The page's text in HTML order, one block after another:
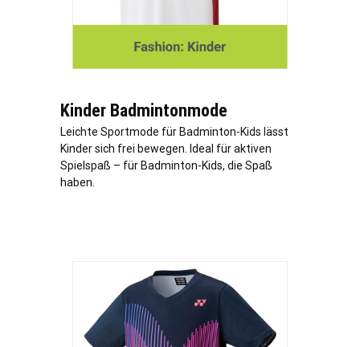
Kinder Badmintonmode
Leichte Sportmode für Badminton-Kids lässt
Kinder sich frei bewegen. Ideal für aktiven
Spielspaß – für Badminton-Kids, die Spaß
haben.